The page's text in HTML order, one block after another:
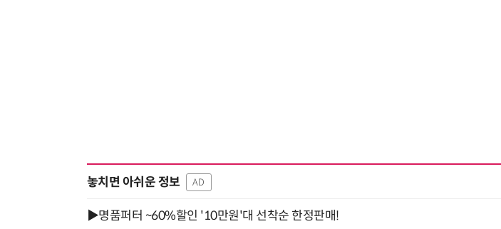
놓치면 아쉬운 정보 AD
▶명품퍼터 ~60%할인 '10만원'대 선착순 한정판매!